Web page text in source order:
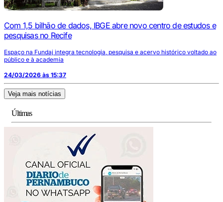
Com 1,5 bilhão de dados, IBGE abre novo centro de estudos e
pesquisas no Recife
Espaço na Fundaj integra tecnologia, pesquisa e acervo histórico voltado ao
público e à academia
24/03/2026 às 15:37
Veja mais notícias
Últimas